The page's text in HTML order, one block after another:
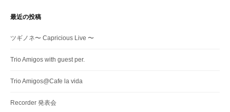
ー
最近の投稿
ツギノネ〜 Capricious Live 〜
Trio Amigos with guest per.
Trio Amigos@Cafe la vida
Recorder 発表会